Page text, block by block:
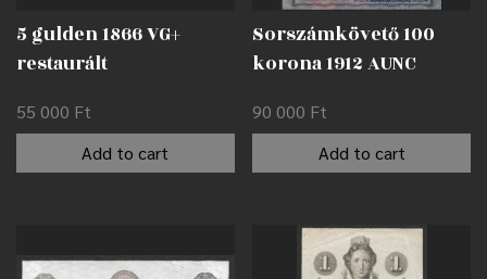
5 gulden 1866 VG+
restaurált
55 000 Ft
Add to cart
Sorszámkövető 100
korona 1912 AUNC
90 000 Ft
Add to cart